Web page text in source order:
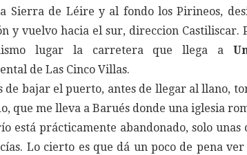
Sierra de Léire y al fondo los Pirineos,
y vuelvo hacia el sur, direccion Castiliscar.
lugar la carretera que llega a
de Las Cinco Villas.
de bajar el puerto, antes de llegar al llano,
que me lleva a Barués donde una iglesia
está prácticamente abandonado, solo unas
Lo cierto es que dá un poco de pena